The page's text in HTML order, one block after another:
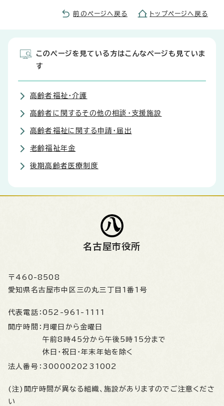
前のページへ戻る トップページへ戻る
このページを見ている方はこんなページも見ていま
す
高齢者福祉・介護
高齢者に関するその他の相談・支援施設
高齢者福祉に関する申請・届出
老齢福祉年金
後期高齢者医療制度
名古屋市役所
〒460-8508
愛知県名古屋市中区三の丸三丁目1番1号
代表電話： 052-961-1111
開庁時間： 月曜日から金曜日
午前8時45分から午後5時15分まで
休日・祝日・年末年始を除く
法人番号： 3000020231002
(注)開庁時間が異なる組織、施設がありますのでご注意くださ
い